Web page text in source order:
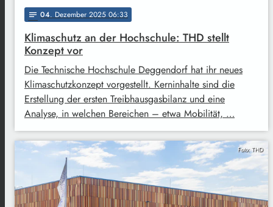
notes 04. Dezember 2025 06:33
Klimaschutz an der Hochschule: THD stellt
Konzept vor
Die Technische Hochschule Deggendorf hat ihr neues
Klimaschutzkonzept vorgestellt. Kerninhalte sind die
Erstellung der ersten Treibhausgasbilanz und eine
Analyse, in welchen Bereichen – etwa Mobilität, …
Foto: THD